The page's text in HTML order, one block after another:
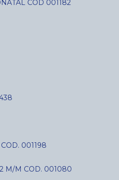
COD 001182
COD. 001198
M/M COD. 001080